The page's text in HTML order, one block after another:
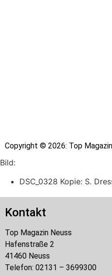
Copyright © 2026: Top
Bild:
DSC_0328 Kopie: S.
Kontakt
Top Magazin Neuss
Hafenstraße 2
41460 Neuss
Telefon: 02131 – 3699300